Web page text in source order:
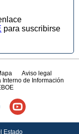
para suscribirse
Aviso legal
Interno de Información
Estado